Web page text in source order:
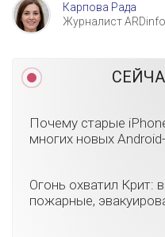
Карпова Рада
Журналист
Почему старые
многих новых
Огонь охватил Крит:
пожарные,